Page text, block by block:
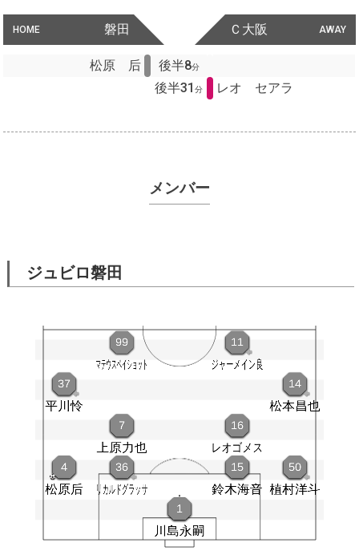
HOME 磐田 AWAY
Ｃ大阪
松原 后 後半8分
後半31分 レオ セアラ
メンバー
ジュビロ磐田